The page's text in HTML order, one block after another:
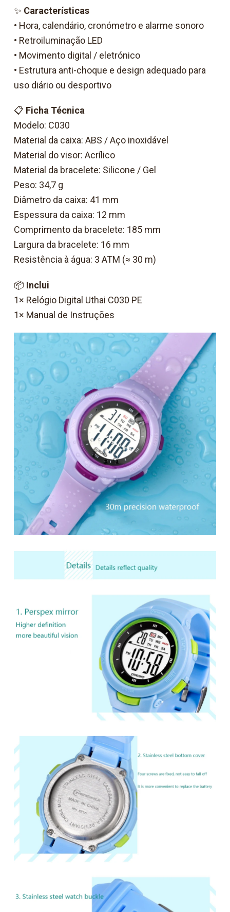
✨ Características
• Hora, calendário, cronómetro e alarme sonoro
• Retroiluminação LED
• Movimento digital / eletrónico
• Estrutura anti-choque e design adequado para
uso diário ou desportivo
📋 Ficha Técnica
Modelo: C030
Material da caixa: ABS / Aço inoxidável
Material do visor: Acrílico
Material da bracelete: Silicone / Gel
Peso: 34,7 g
Diâmetro da caixa: 41 mm
Espessura da caixa: 12 mm
Comprimento da bracelete: 185 mm
Largura da bracelete: 16 mm
Resistência à água: 3 ATM (≈ 30 m)
📦 Inclui
1× Relógio Digital Uthai C030 PE
1× Manual de Instruções